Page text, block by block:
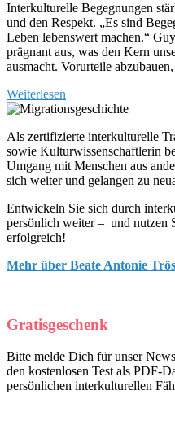
Interkulturelle Begegnungen
und den Respekt. „Es sind
Leben lebenswert machen.“
prägnant aus, was den Kern
ausmacht. Vorurteile
Weiterlesen
Als zertifizierte interkulturelle
sowie Kulturwissenschaftlerin
Umgang mit Menschen aus
sich weiter und gelangen zu
Entwickeln Sie sich durch
persönlich weiter – und nutzen
erfolgreich!
Mehr über Beate Antonie
Gratisgeschenk
Bitte melde Dich für unser
den kostenlosen Test als PDF-
persönlichen interkulturellen